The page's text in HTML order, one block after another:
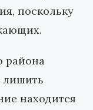
поскольку
района
лишить
находится